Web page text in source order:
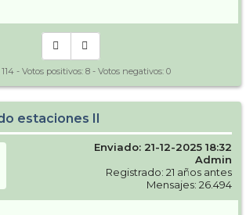
114 - Votos positivos: 8 - Votos negativos: 0
estaciones II
Enviado: 21-12-2025 18:32
Admin
Registrado: 21 años antes
Mensajes: 26.494